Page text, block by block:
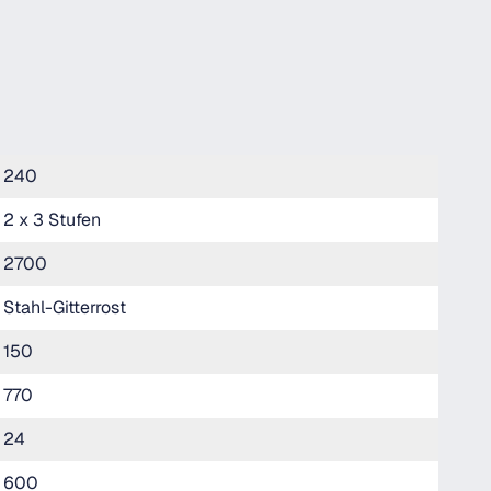
240
2 x 3 Stufen
2700
Stahl-Gitterrost
150
770
24
600